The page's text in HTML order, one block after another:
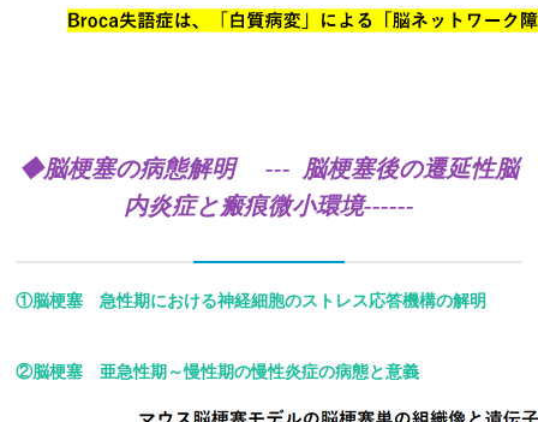
◆脳梗塞の病態解明 --- 脳梗塞後の遷延性脳
内炎症と瘢痕微小環境------
①脳梗塞 急性期における神経細胞のストレス応答機構の解明
②脳梗塞 亜急性期～慢性期の慢性炎症の病態と意義